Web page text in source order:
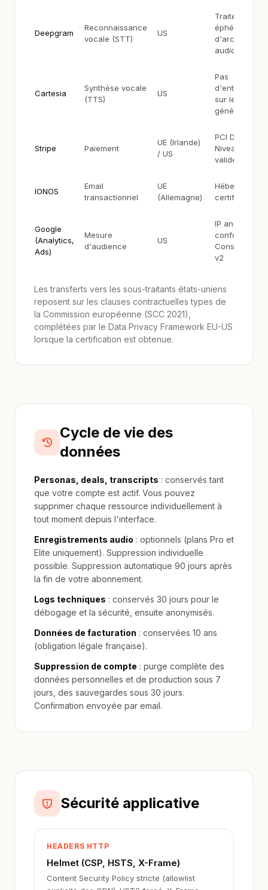
Deepgram
Reconnaissance
vocale (STT)
US
Traitement
éphémère,
d'archivage
audio
Cartesia
Synthèse vocale
(TTS)
US
Pas
sur les sorties
générées
Stripe Paiement
UE (Irlande)
/ US
PCI DSS
Niveau 1, BCR
validés CNIL
IONOS
Email
transactionnel
UE
(Allemagne)
Hébergeur
certifié C5 BSI
Google
(Analytics,
Ads)
Mesure
d'audience
US
IP
conformité
Consent
v2
Les transferts vers les sous-traitants états-uniens
reposent sur les clauses contractuelles types de
la Commission européenne (SCC 2021),
complétées par le Data Privacy Framework EU-US
lorsque la certification est obtenue.
Cycle de vie des
données
Personas, deals, transcripts : conservés tant
que votre compte est actif. Vous pouvez
supprimer chaque ressource individuellement à
tout moment depuis l'interface.
Enregistrements audio : optionnels (plans Pro et
Elite uniquement). Suppression individuelle
possible. Suppression automatique 90 jours après
la fin de votre abonnement.
Logs techniques : conservés 30 jours pour le
débogage et la sécurité, ensuite anonymisés.
Données de facturation : conservées 10 ans
(obligation légale française).
Suppression de compte : purge complète des
données personnelles et de production sous 7
jours, des sauvegardes sous 30 jours.
Confirmation envoyée par email.
Sécurité applicative
HEADERS HTTP
Helmet (CSP, HSTS, X-Frame)
Content Security Policy stricte (allowlist